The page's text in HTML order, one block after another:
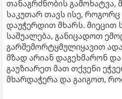
თანაგრძნობის გამოხატვა,
საკუთარ თავს ისე,
დაუჭერდით მხარს. მიეცით
საშუალება, განიცადოთ
გარშემორტყმულიყავით
მზად არიან დაგეხმარონ
გაუზიარეთ მათ თქვენი
მხარდაჭერა და გაიგოთ,